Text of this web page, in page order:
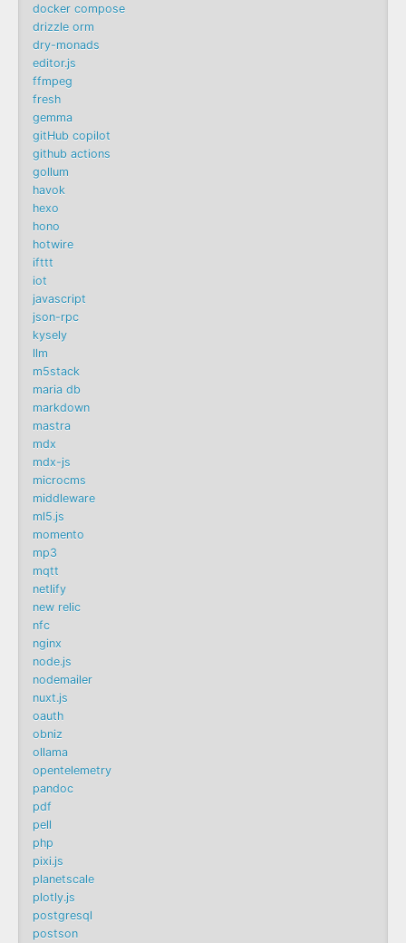
docker compose
drizzle orm
dry-monads
editor.js
ffmpeg
fresh
gemma
gitHub copilot
github actions
gollum
havok
hexo
hono
hotwire
ifttt
iot
javascript
json-rpc
kysely
llm
m5stack
maria db
markdown
mastra
mdx
mdx-js
microcms
middleware
ml5.js
momento
mp3
mqtt
netlify
new relic
nfc
nginx
node.js
nodemailer
nuxt.js
oauth
obniz
ollama
opentelemetry
pandoc
pdf
pell
php
pixi.js
planetscale
plotly.js
postgresql
postson